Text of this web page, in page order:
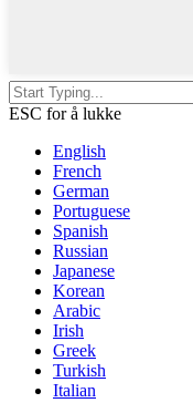
ESC for å lukke
English
French
German
Portuguese
Spanish
Russian
Japanese
Korean
Arabic
Irish
Greek
Turkish
Italian